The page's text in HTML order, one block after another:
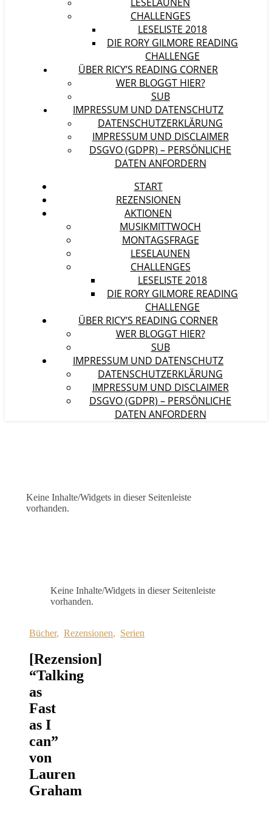
CHALLENGES
LESELISTE 2018
DIE RORY GILMORE READING
CHALLENGE
ÜBER RICY’S READING CORNER
WER BLOGGT HIER?
SUB
IMPRESSUM UND DATENSCHUTZ
DATENSCHUTZERKLÄRUNG
IMPRESSUM UND DISCLAIMER
DSGVO (GDPR) – PERSÖNLICHE
DATEN ANFORDERN
START
REZENSIONEN
AKTIONEN
MUSIKMITTWOCH
MONTAGSFRAGE
LESELAUNEN
CHALLENGES
LESELISTE 2018
DIE RORY GILMORE READING
CHALLENGE
ÜBER RICY’S READING CORNER
WER BLOGGT HIER?
SUB
IMPRESSUM UND DATENSCHUTZ
DATENSCHUTZERKLÄRUNG
IMPRESSUM UND DISCLAIMER
DSGVO (GDPR) – PERSÖNLICHE
DATEN ANFORDERN
Keine Inhalte/Widgets in dieser Seitenleiste
vorhanden.
Keine Inhalte/Widgets in dieser Seitenleiste
vorhanden.
Bücher, Rezensionen, Serien
[Rezension]
“Talking
as
Fast
as I
can”
von
Lauren
Graham